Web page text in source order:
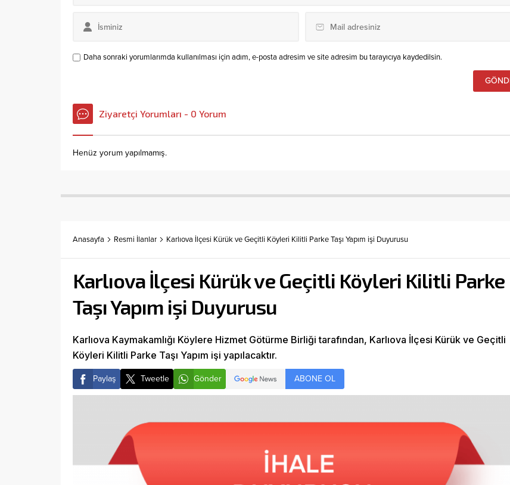
Daha sonraki yorumlarımda kullanılması için adım, e-posta adresim ve site adresim bu tarayıcıya kaydedilsin.
Ziyaretçi Yorumları - 0 Yorum
Henüz yorum yapılmamış.
Anasayfa Resmi İlanlar Karlıova İlçesi Kürük ve Geçitli Köyleri Kilitli Parke Taşı Yapım işi Duyurusu
Karlıova İlçesi Kürük ve Geçitli Köyleri Kilitli Parke
Taşı Yapım işi Duyurusu
Karlıova Kaymakamlığı Köylere Hizmet Götürme Birliği tarafından, Karlıova İlçesi Kürük ve Geçitli
Köyleri Kilitli Parke Taşı Yapım işi yapılacaktır.
Paylaş Tweetle Gönder ABONE OL